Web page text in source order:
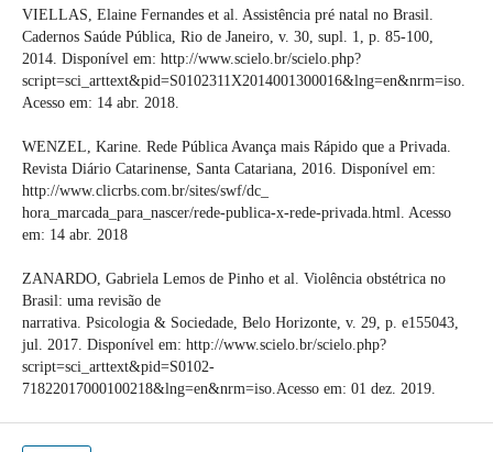
VIELLAS, Elaine Fernandes et al. Assistência pré natal no Brasil.
Cadernos Saúde Pública, Rio de Janeiro, v. 30, supl. 1, p. 85-100,
2014. Disponível em: http://www.scielo.br/scielo.php?
script=sci_arttext&pid=S0102311X2014001300016&lng=en&nrm=iso.
Acesso em: 14 abr. 2018.
WENZEL, Karine. Rede Pública Avança mais Rápido que a Privada.
Revista Diário Catarinense, Santa Catariana, 2016. Disponível em:
http://www.clicrbs.com.br/sites/swf/dc_
hora_marcada_para_nascer/rede-publica-x-rede-privada.html. Acesso
em: 14 abr. 2018
ZANARDO, Gabriela Lemos de Pinho et al. Violência obstétrica no
Brasil: uma revisão de
narrativa. Psicologia & Sociedade, Belo Horizonte, v. 29, p. e155043,
jul. 2017. Disponível em: http://www.scielo.br/scielo.php?
script=sci_arttext&pid=S0102-
71822017000100218&lng=en&nrm=iso.Acesso em: 01 dez. 2019.